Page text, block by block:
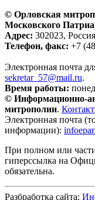
© Орловская
Московского
Адрес: 302023,
Телефон, факс: +7
Электронная почта
sekretar_57@mail.ru.
Время работы:
© Информационно-
митрополии.
Электронная почта
информации):
При полном или
гиперссылка на
обязательна.
Разбработка сайта: